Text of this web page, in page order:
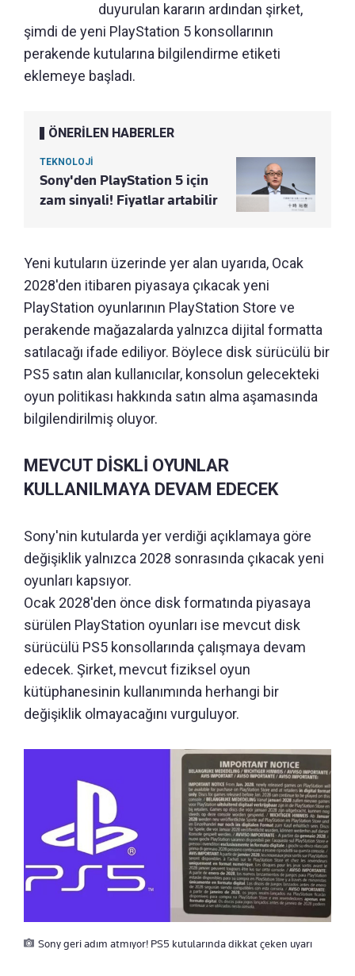
duyurulan kararın ardından şirket,
şimdi de yeni PlayStation 5 konsollarının
perakende kutularına bilgilendirme etiketi
eklemeye başladı.
ÖNERİLEN HABERLER
TEKNOLOJİ
Sony'den PlayStation 5 için
zam sinyali! Fiyatlar artabilir
Yeni kutuların üzerinde yer alan uyarıda, Ocak
2028'den itibaren piyasaya çıkacak yeni
PlayStation oyunlarının PlayStation Store ve
perakende mağazalarda yalnızca dijital formatta
satılacağı ifade ediliyor. Böylece disk sürücülü bir
PS5 satın alan kullanıcılar, konsolun gelecekteki
oyun politikası hakkında satın alma aşamasında
bilgilendirilmiş oluyor.
MEVCUT DİSKLİ OYUNLAR
KULLANILMAYA DEVAM EDECEK
Sony'nin kutularda yer verdiği açıklamaya göre
değişiklik yalnızca 2028 sonrasında çıkacak yeni
oyunları kapsıyor.
Ocak 2028'den önce disk formatında piyasaya
sürülen PlayStation oyunları ise mevcut disk
sürücülü PS5 konsollarında çalışmaya devam
edecek. Şirket, mevcut fiziksel oyun
kütüphanesinin kullanımında herhangi bir
değişiklik olmayacağını vurguluyor.
Sony geri adım atmıyor! PS5 kutularında dikkat çeken uyarı